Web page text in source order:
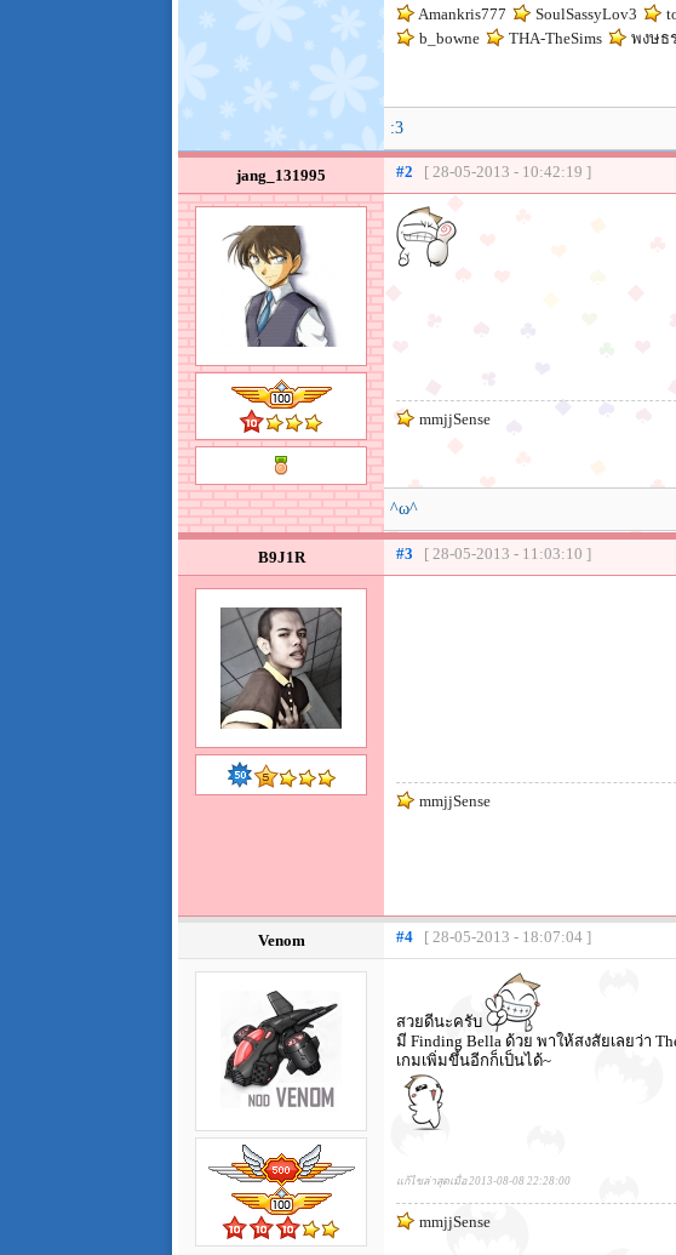
Amankris777
SoulSassyLov3
b_bowne
THA-TheSims พงษธ
:3
jang_131995 #2 [ 28-05-2013 - 10:42:19 ]
mmjjSense
^ω^
B9J1R #3 [ 28-05-2013 - 11:03:10 ]
mmjjSense
Venom #4 [ 28-05-2013 - 18:07:04 ]
สวยดีนะครับ
มี Finding Bella ด้วย พาให้สงสัยเลยว่า
เกมเพิ่มขึ้นอีกก็เป็นได้~
แก้ไขล่าสุดเมื่อ 2013-08-08 22:28:00
mmjjSense